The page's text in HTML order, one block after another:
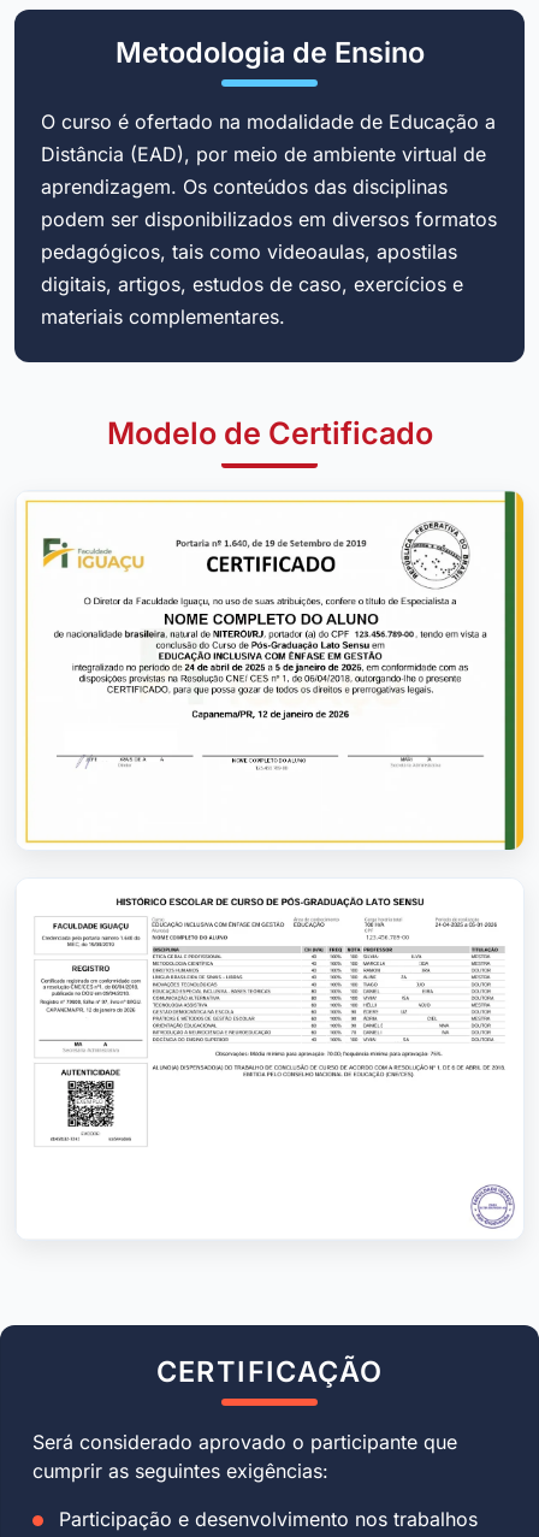
Metodologia de Ensino
O curso é ofertado na modalidade de Educação a
Distância (EAD), por meio de ambiente virtual de
aprendizagem. Os conteúdos das disciplinas
podem ser disponibilizados em diversos formatos
pedagógicos, tais como videoaulas, apostilas
digitais, artigos, estudos de caso, exercícios e
materiais complementares.
Modelo de Certificado
CERTIFICAÇÃO
Será considerado aprovado o participante que
cumprir as seguintes exigências:
Participação e desenvolvimento nos trabalhos